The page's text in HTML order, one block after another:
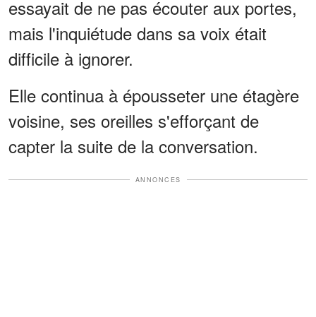
essayait de ne pas écouter aux portes,
mais l'inquiétude dans sa voix était
difficile à ignorer.
Elle continua à épousseter une étagère
voisine, ses oreilles s'efforçant de
capter la suite de la conversation.
ANNONCES